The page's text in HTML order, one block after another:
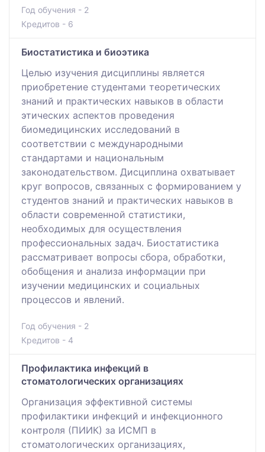
Год обучения - 2
Кредитов - 6
Биостатистика и биоэтика
Целью изучения дисциплины является
приобретение студентами теоретических
знаний и практических навыков в области
этических аспектов проведения
биомедицинских исследований в
соответствии с международными
стандартами и национальным
законодательством. Дисциплина охватывает
круг вопросов, связанных с формированием у
студентов знаний и практических навыков в
области современной статистики,
необходимых для осуществления
профессиональных задач. Биостатистика
рассматривает вопросы сбора, обработки,
обобщения и анализа информации при
изучении медицинских и социальных
процессов и явлений.
Год обучения - 2
Кредитов - 4
Профилактика инфекций в
стоматологических организациях
Организация эффективной системы
профилактики инфекций и инфекционного
контроля (ПИИК) за ИСМП в
стоматологических организациях,